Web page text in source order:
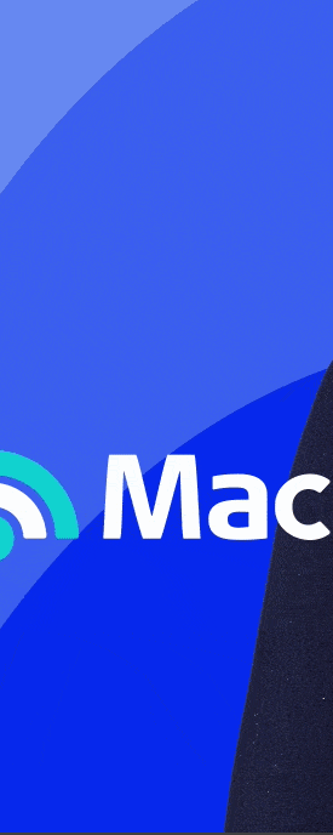
en carne que iba a ser entregada a
›